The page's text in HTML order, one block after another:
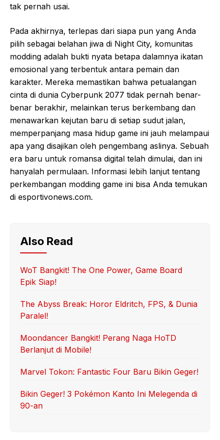
tak pernah usai.
Pada akhirnya, terlepas dari siapa pun yang Anda
pilih sebagai belahan jiwa di Night City, komunitas
modding adalah bukti nyata betapa dalamnya ikatan
emosional yang terbentuk antara pemain dan
karakter. Mereka memastikan bahwa petualangan
cinta di dunia Cyberpunk 2077 tidak pernah benar-
benar berakhir, melainkan terus berkembang dan
menawarkan kejutan baru di setiap sudut jalan,
memperpanjang masa hidup game ini jauh melampaui
apa yang disajikan oleh pengembang aslinya. Sebuah
era baru untuk romansa digital telah dimulai, dan ini
hanyalah permulaan. Informasi lebih lanjut tentang
perkembangan modding game ini bisa Anda temukan
di esportivonews.com.
Also Read
WoT Bangkit! The One Power, Game Board
Epik Siap!
The Abyss Break: Horor Eldritch, FPS, & Dunia
Paralel!
Moondancer Bangkit! Perang Naga HoTD
Berlanjut di Mobile!
Marvel Tokon: Fantastic Four Baru Bikin Geger!
Bikin Geger! 3 Pokémon Kanto Ini Melegenda di
90-an